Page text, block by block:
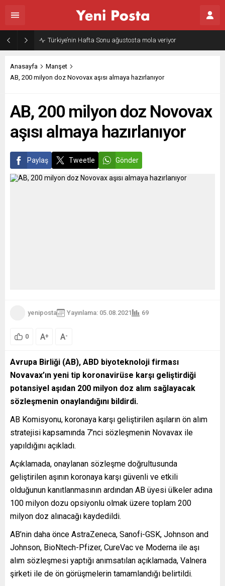
Türkiye’nin Hafta Sonu ağustosta mola veriyor
Anasayfa
Manşet
AB, 200 milyon doz Novovax aşısı almaya hazırlanıyor
AB, 200 milyon doz Novovax
aşısı almaya hazırlanıyor
Paylaş Tweetle Gönder
yeniposta Yayınlama: 05.08.2021 69
0 A+ A-
Avrupa Birliği (AB), ABD biyoteknoloji firması
Novavax’ın yeni tip koronavirüse karşı geliştirdiği
potansiyel aşıdan 200 milyon doz alım sağlayacak
sözleşmenin onaylandığını bildirdi.
AB Komisyonu, koronaya karşı geliştirilen aşıların ön alım
stratejisi kapsamında 7’nci sözleşmenin Novavax ile
yapıldığını açıkladı.
Açıklamada, onaylanan sözleşme doğrultusunda
geliştirilen aşının koronaya karşı güvenli ve etkili
olduğunun kanıtlanmasının ardından AB üyesi ülkeler adına
100 milyon dozu opsiyonlu olmak üzere toplam 200
milyon doz alınacağı kaydedildi.
AB’nin daha önce AstraZeneca, Sanofi-GSK, Johnson and
Johnson, BioNtech-Pfizer, CureVac ve Moderna ile aşı
alım sözleşmesi yaptığı anımsatılan açıklamada, Valnera
şirketi ile de ön görüşmelerin tamamlandığı belirtildi.